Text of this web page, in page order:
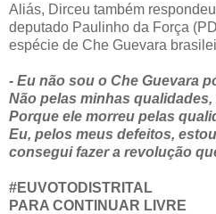
Aliás, Dirceu também
deputado Paulinho da Força
espécie de Che Guevara
- Eu não sou o Che Guevara
Não pelas minhas
Porque ele morreu pelas
Eu, pelos meus defeitos,
consegui fazer a revolução
#EUVOTODISTRITAL
PARA CONTINUAR LIVRE